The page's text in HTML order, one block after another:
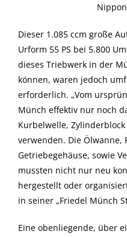
Dieser 1.085 ccm große
Urform 55 PS bei 5.800
dieses Triebwerk in der
können, waren jedoch
erforderlich. „Vom
Münch effektiv nur noch
Kurbelwelle,
verwenden. Die Ölwanne,
Getriebegehäuse, sowie
mussten nicht nur neu
hergestellt oder
in seiner „Friedel Münch
Eine obenliegende, über